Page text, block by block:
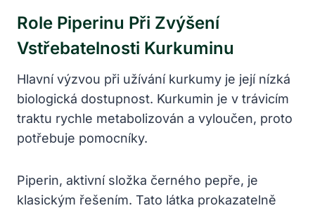
Role Piperinu Při Zvýšení
Vstřebatelnosti Kurkuminu
Hlavní výzvou při užívání kurkumy je její nízká
biologická dostupnost. Kurkumin je v trávicím
traktu rychle metabolizován a vyloučen, proto
potřebuje pomocníky.
Piperin, aktivní složka černého pepře, je
klasickým řešením. Tato látka prokazatelně